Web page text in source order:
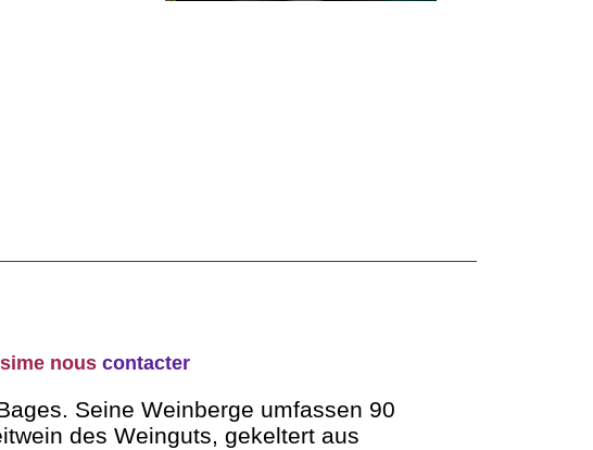
nous contacter
Seine Weinberge umfassen 90
des Weinguts, gekeltert aus